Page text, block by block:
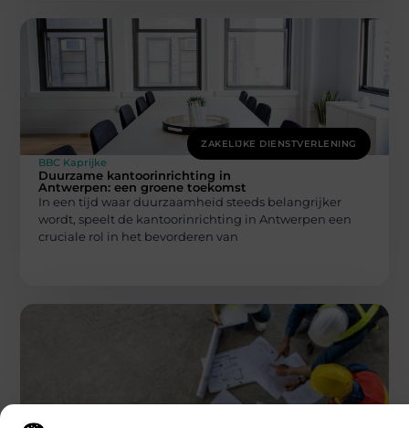
ZAKELIJKE DIENSTVERLENING
BBC Kaprijke
Duurzame kantoorinrichting in
Antwerpen: een groene toekomst
In een tijd waar duurzaamheid steeds belangrijker
wordt, speelt de kantoorinrichting in Antwerpen een
cruciale rol in het bevorderen van